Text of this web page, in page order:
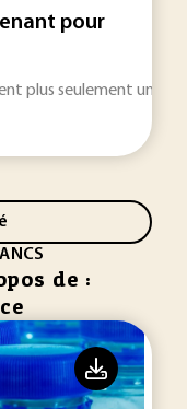
pour
plus seulement une
de :